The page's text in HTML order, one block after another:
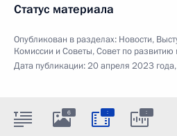
Статус материала
Опубликован в разделах: Новости,
Комиссии и Советы,Совет по развитию
Дата публикации:20 апреля 2023
6 : :